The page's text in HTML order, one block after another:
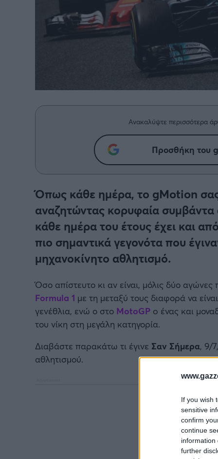
If you wish
sensitive
confirm
continue
information
further
Ανακαλύψτε περισσότερα
Προσθήκη του
Όπως κάθε ημέρα, το gMotion σας
αναζητώντας κορυφαία
κάθε ημέρα του έτους έχει και
πιο σημαντικά γεγονότα που
μηχανοκίνητο αθλητισμό.
Όσο απίστευτο κι αν είναι, μόλις δύο
Formula 1 με τη μεταξύ τους διαφορά να
γενέθλια, ενώ ο στο MotoGP o ένας και
του νίκη στη μεγάλη κατηγορία.
Διαβάστε παρακάτω τι έγινε Σαν Σήμερα, 9/
αθλητισμού.